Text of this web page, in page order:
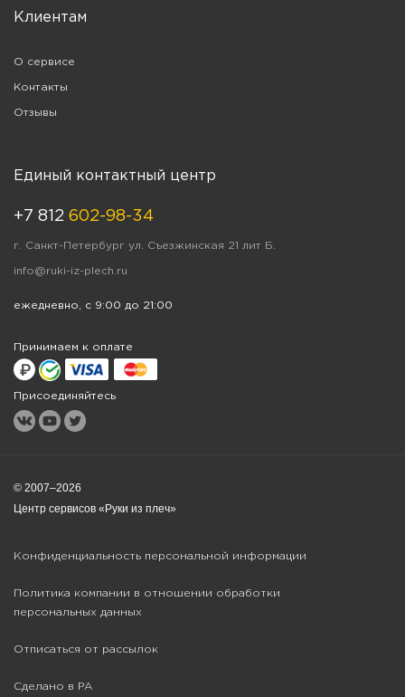
Клиентам
О сервисе
Контакты
Отзывы
Единый контактный центр
+7 812 602-98-34
г. Санкт-Петербург ул. Съезжинская 21 лит Б.
info@ruki-iz-plech.ru
ежедневно, с 9:00 до 21:00
Принимаем к оплате
Присоединяйтесь
© 2007–2026
Центр сервисов «Руки из плеч»
Конфиденциальность персональной информации
Политика компании в отношении обработки
персональных данных
Отписаться от рассылок
Сделано в РА